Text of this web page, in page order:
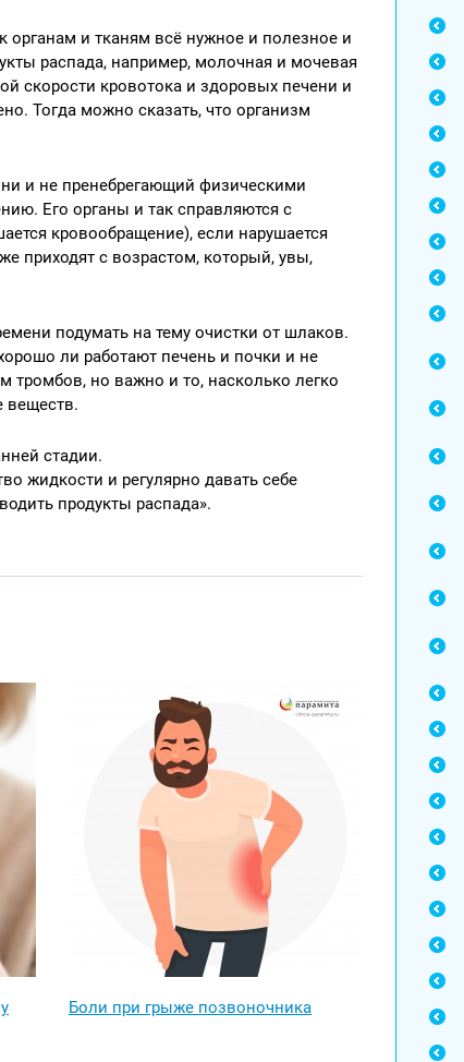
органам и тканям всё нужное и полезное и
распада, например, молочная и мочевая
скорости кровотока и здоровых печени и
Тогда можно сказать, что организм
и не пренебрегающий физическими
Его органы и так справляются с
кровообращение), если нарушается
приходят с возрастом, который, увы,
подумать на тему очистки от шлаков.
ли работают печень и почки и не
тромбов, но важно и то, насколько легко
веществ.
стадии.
жидкости и регулярно давать себе
продукты распада».
Боли при грыже позвоночника